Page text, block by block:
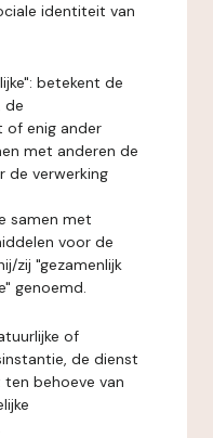
identiteit van
betekent de
de
of enig ander
met anderen de
de verwerking
samen met
voor de
zij "gezamenlijk
genoemd.
of
de dienst
behoeve van